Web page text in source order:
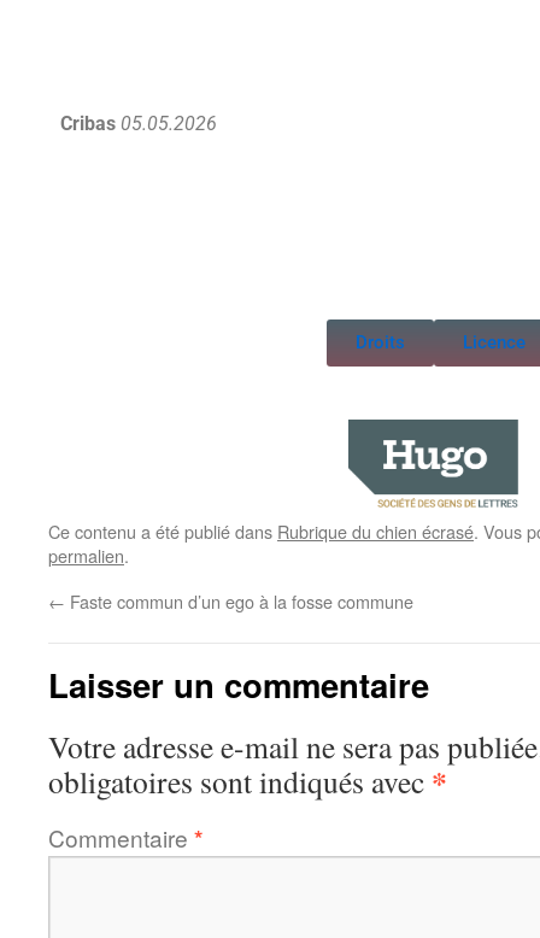
Cribas 05.05.2026
Droits Licence
Ce contenu a été publié dans Rubrique du chien écrasé. Vous
permalien.
← Faste commun d’un ego à la fosse commune
Laisser un commentaire
Votre adresse e-mail ne sera pas
obligatoires sont indiqués avec *
Commentaire *